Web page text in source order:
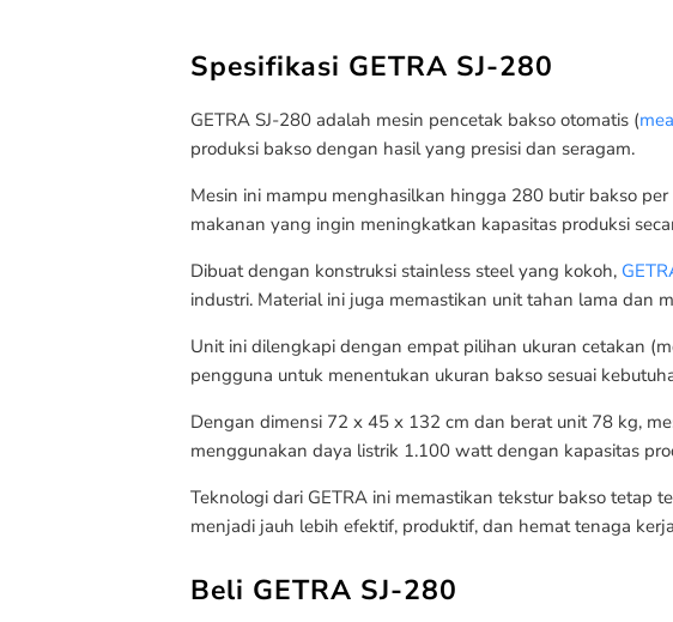
Spesifikasi GETRA SJ-280
GETRA SJ-280 adalah mesin pencetak bakso otomatis (
produksi bakso dengan hasil yang presisi dan seragam.
Mesin ini mampu menghasilkan hingga 280 butir bakso
makanan yang ingin meningkatkan kapasitas produksi
Dibuat dengan konstruksi stainless steel yang kokoh,
industri. Material ini juga memastikan unit tahan lama dan
Unit ini dilengkapi dengan empat pilihan ukuran cetakan
pengguna untuk menentukan ukuran bakso sesuai
Dengan dimensi 72 x 45 x 132 cm dan berat unit 78 kg,
menggunakan daya listrik 1.100 watt dengan kapasitas
Teknologi dari GETRA ini memastikan tekstur bakso tetap
menjadi jauh lebih efektif, produktif, dan hemat tenaga
Beli GETRA SJ-280